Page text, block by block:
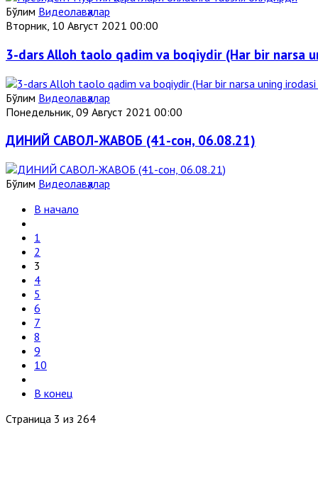
Бўлим Видеолавҳалар
Вторник, 10 Август 2021 00:00
3-dars Alloh taolo qadim va boqiydir (Har bir narsa
Бўлим Видеолавҳалар
Понедельник, 09 Август 2021 00:00
ДИНИЙ САВОЛ-ЖАВОБ (41-сон, 06.08.21)
Бўлим Видеолавҳалар
В начало
1
2
3
4
5
6
7
8
9
10
В конец
Страница 3 из 264